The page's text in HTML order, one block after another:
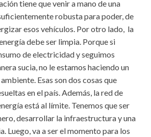
tiene que venir a mano de una
robusta para poder, de
esos vehículos. Por otro lado, la
debe ser limpia. Porque si
de electricidad y seguimos
sucia, no le estamos haciendo un
Esas son dos cosas que
en el país. Además, la red de
está al límite. Tenemos que ser
desarrollar la infraestructura y una
Luego, va a ser el momento para los